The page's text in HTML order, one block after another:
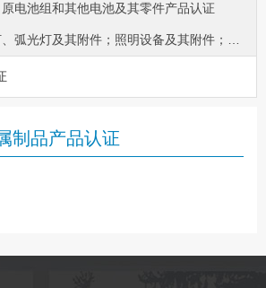
电池组和其他电池及其零件产品认证
制品产品认证